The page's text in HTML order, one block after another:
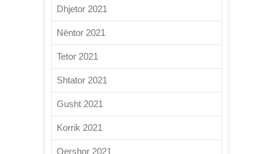
Dhjetor 2021
Nëntor 2021
Tetor 2021
Shtator 2021
Gusht 2021
Korrik 2021
Qershor 2021